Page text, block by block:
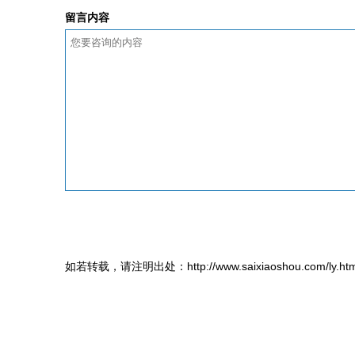
留言内容
如若转载，请注明出处：http://www.saixiaoshou.com/